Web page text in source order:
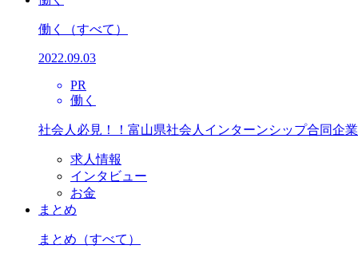
働く （すべて）
2022.09.03
PR
働く
社会人必見！！富山県社会人インターンシップ合同企
求人情報
インタビュー
お金
まとめ
まとめ （すべて）